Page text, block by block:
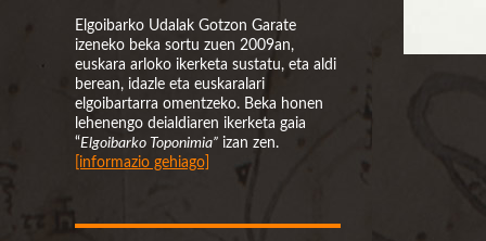
Elgoibarko Udalak Gotzon Garate
izeneko beka sortu zuen 2009an,
euskara arloko ikerketa sustatu, eta aldi
berean, idazle eta euskaralari
elgoibartarra omentzeko. Beka honen
lehenengo deialdiaren ikerketa gaia
“Elgoibarko Toponimia”izan zen.
[informazio gehiago]